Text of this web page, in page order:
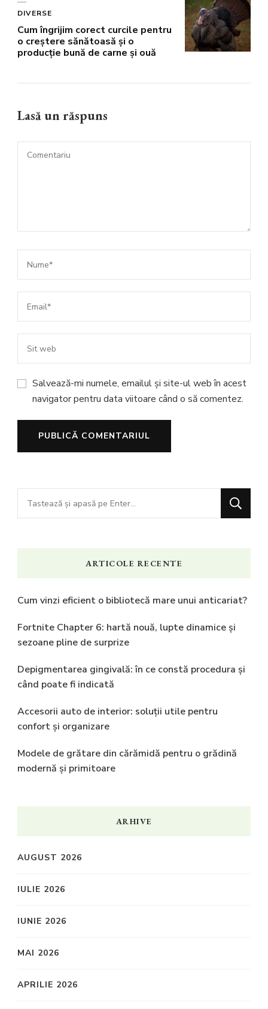
DIVERSE
Cum îngrijim corect curcile pentru
o creștere sănătoasă și o
producție bună de carne și ouă
Lasă un răspuns
Salvează-mi numele, emailul și site-ul web în acest
navigator pentru data viitoare când o să comentez.
Cauți
ceva?
ARTICOLE RECENTE
Cum vinzi eficient o bibliotecă mare unui anticariat?
Fortnite Chapter 6: hartă nouă, lupte dinamice și
sezoane pline de surprize
Depigmentarea gingivală: în ce constă procedura și
când poate fi indicată
Accesorii auto de interior: soluții utile pentru
confort și organizare
Modele de grătare din cărămidă pentru o grădină
modernă și primitoare
ARHIVE
AUGUST 2026
IULIE 2026
IUNIE 2026
MAI 2026
APRILIE 2026